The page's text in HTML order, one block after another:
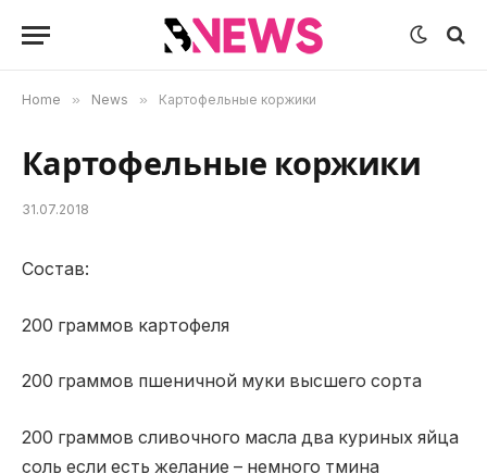
Home » News » Картофельные коржики
Картофельные коржики
31.07.2018
Состав:
200 граммов картофеля
200 граммов пшеничной муки высшего сорта
200 граммов сливочного масла два куриных яйца
соль если есть желание – немного тмина